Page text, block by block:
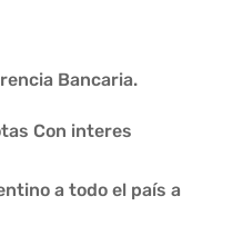
Bancaria.
Con interes
a todo el país a